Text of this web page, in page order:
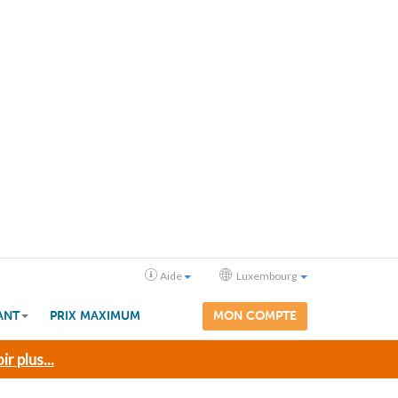
Aide Luxembourg
PRIX MAXIMUM MON COMPTE
plus...